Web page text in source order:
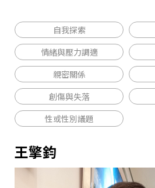
自我探索
情緒與壓力調適
親密關係
創傷與失落
性或性別議題
王擎鈞